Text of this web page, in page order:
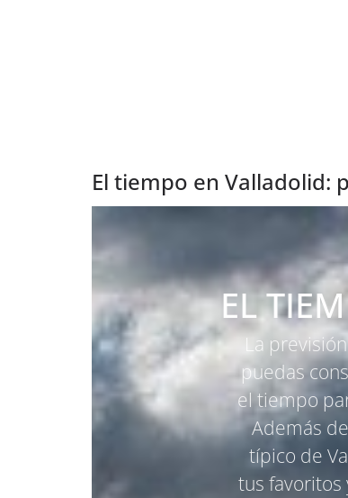
El tiempo en Valladolid:
EL
La
puedas
el tiempo
Además
típico de
tus favoritos